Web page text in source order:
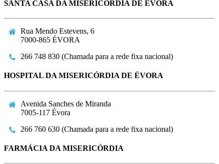
SANTA CASA DA MISERICÓRDIA DE ÉVORA
Rua Mendo Estevens, 6
7000-865 ÉVORA
266 748 830 (Chamada para a rede fixa nacional)
HOSPITAL DA MISERICÓRDIA DE ÉVORA
Avenida Sanches de Miranda
7005-117 Évora
266 760 630 (Chamada para a rede fixa nacional)
FARMÁCIA DA MISERICÓRDIA